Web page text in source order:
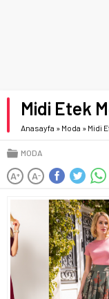
Midi Etek
Anasayfa » Moda » Midi
MODA
A+ A-